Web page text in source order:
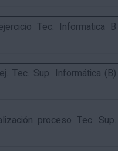
Tec. Informatica B
Tec. Sup. Informática (B)
proceso Tec. Sup.